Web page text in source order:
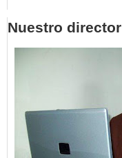
Nuestro director